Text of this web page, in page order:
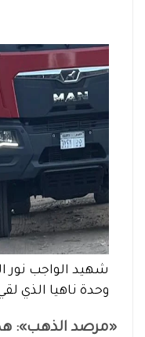
شهيد الواجب نور
وحدة ناهيا الذي
«مرصد الذهب»: